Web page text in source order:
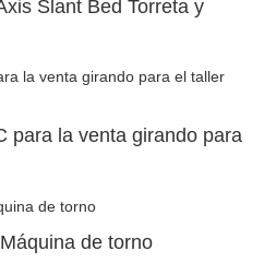
Slant Bed Torreta y
para la venta girando para
de torno